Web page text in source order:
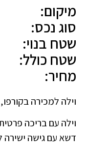
מיקום:
סוג נכס:
שטח בנוי:
שטח כולל:
מחיר:
וילה למכירה בקורפו,
וילה עם בריכה
דשא עם גישה ישירה